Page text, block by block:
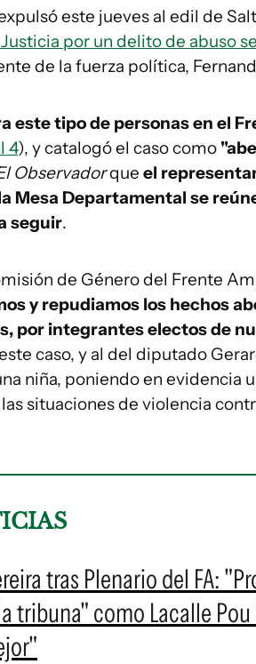
este jueves al edil de
por un delito de abuso
de la fuerza política,
este tipo de personas en el
4), y catalogó el caso como
Observadorque el
Mesa Departamental se
seguir.
de Género del Frente
y repudiamos los hechos
por integrantes electos de
caso, y al del diputado
niña, poniendo en evidencia
situaciones de violencia
tras Plenario del FA:
tribuna" como Lacalle